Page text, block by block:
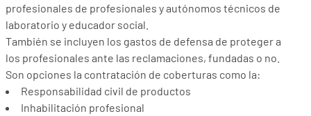
profesionales de profesionales y autónomos técnicos de
laboratorio y educador social.
También se incluyen los gastos de defensa de proteger a
los profesionales ante las reclamaciones, fundadas o no.
Son opciones la contratación de coberturas como la:
Responsabilidad civil de productos
Inhabilitación profesional